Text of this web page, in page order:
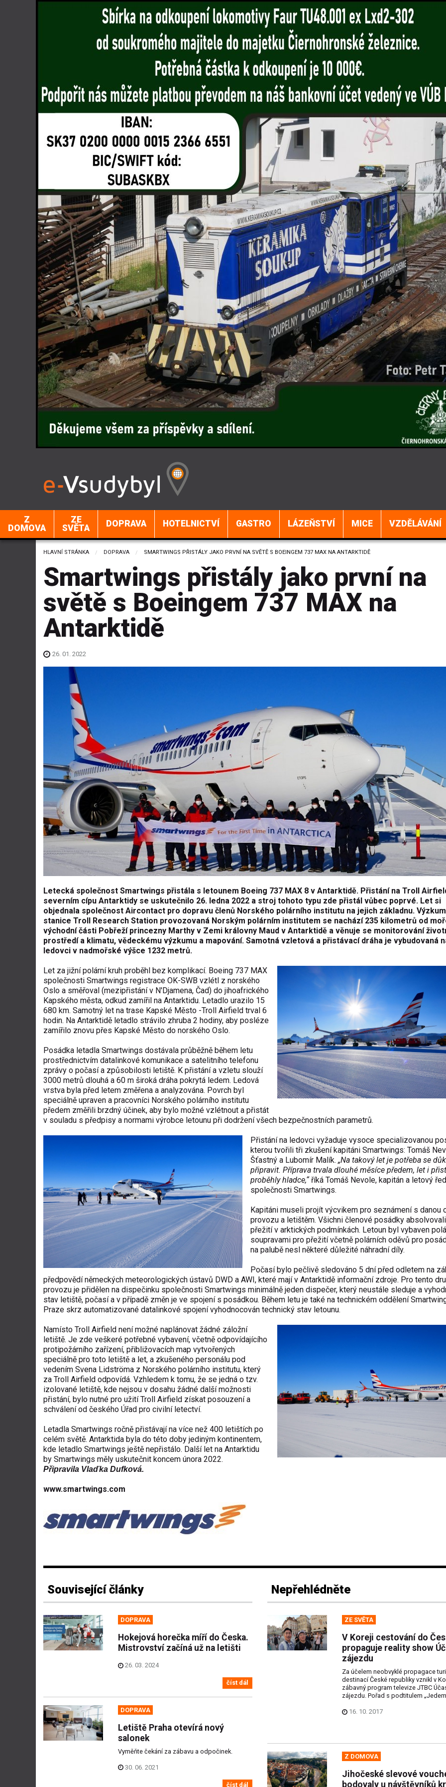
Z
DOMOVA
ZE
SVĚTA
DOPRAVA HOTELNICTVÍ GASTRO LÁZEŇSTVÍ MICE VZDĚLÁVÁNÍ
HLAVNÍ STRÁNKA DOPRAVA CURRENT:
SMARTWINGS PŘISTÁLY JAKO PRVNÍ NA SVĚTĚ S BOEINGEM 737 MAX NA ANTARKTIDĚ
Smartwings přistály jako první na
světě s Boeingem 737 MAX na
Antarktidě
26. 01. 2022
Letecká společnost Smartwings přistála s letounem Boeing 737 MAX 8 v Antarktidě. Přistání na Troll
severním cípu Antarktidy se uskutečnilo 26. ledna 2022 a stroj tohoto typu zde přistál vůbec poprvé. Let si
objednala společnost Aircontact pro dopravu členů Norského polárního institutu na jejich základnu.
stanice Troll Research Station provozovaná Norským polárním institutem se nachází 235 kilometrů od
východní části Pobřeží princezny Marthy v Zemi královny Maud v Antarktidě a věnuje se monitorování
prostředí a klimatu, vědeckému výzkumu a mapování. Samotná vzletová a přistávací dráha je vybudovaná
ledovci v nadmořské výšce 1232 metrů.
Let za jižní polární kruh proběhl bez komplikací. Boeing 737 MAX
společnosti Smartwings registrace OK-SWB vzlétl z norského
Oslo a směřoval (mezipřistání v N'Djamena, Čad) do jihoafrického
Kapského města, odkud zamířil na Antarktidu. Letadlo urazilo 15
680 km. Samotný let na trase Kapské Město -Troll Airfield trval 6
hodin. Na Antarktidě letadlo strávilo zhruba 2 hodiny, aby posléze
zamířilo znovu přes Kapské Město do norského Oslo.
Posádka letadla Smartwings dostávala průběžně během letu
prostřednictvím datalinkové komunikace a satelitního telefonu
zprávy o počasí a způsobilosti letiště. K přistání a vzletu slouží
3000 metrů dlouhá a 60 m široká dráha pokrytá ledem. Ledová
vrstva byla před letem změřena a analyzována. Povrch byl
speciálně upraven a pracovníci Norského polárního institutu
předem změřili brzdný účinek, aby bylo možné vzlétnout a přistát
v souladu s předpisy a normami výrobce letounu při dodržení všech bezpečnostních parametrů.
Přistání na ledovci vyžaduje vysoce specializovanou
kterou tvořili tři zkušení kapitáni Smartwings: Tomáš
Šťastný a Lubomír Malík. „Na takový let je potřeba se
připravit. Příprava trvala dlouhé měsíce předem, let i
proběhly hladce,“říká Tomáš Nevole, kapitán a letový
společnosti Smartwings.
Kapitáni museli projít výcvikem pro seznámení s danou
provozu a letištěm. Všichni členové posádky
přežití v arktických podmínkách. Letoun byl vybaven
soupravami pro přežití včetně polárních oděvů pro
na palubě nesl některé důležité náhradní díly.
Počasí bylo pečlivě sledováno 5 dní před odletem na
předpovědí německých meteorologických ústavů DWD a AWI, které mají v Antarktidě informační zdroje. Pro tento
provozu je přidělen na dispečinku společnosti Smartwings minimálně jeden dispečer, který neustále sleduje a
stav letiště, počasí a v případě změn je ve spojení s posádkou. Během letu je také na technickém oddělení
Praze skrz automatizované datalinkové spojení vyhodnocován technický stav letounu.
Namísto Troll Airfield není možné naplánovat žádné záložní
letiště. Je zde veškeré potřebné vybavení, včetně odpovídajícího
protipožárního zařízení, přibližovacích map vytvořených
speciálně pro toto letiště a let, a zkušeného personálu pod
vedením Svena Lidströma z Norského polárního institutu, který
za Troll Airfield odpovídá. Vzhledem k tomu, že se jedná o tzv.
izolované letiště, kde nejsou v dosahu žádné další možnosti
přistání, bylo nutné pro užití Troll Airfield získat posouzení a
schválení od českého Úřad pro civilní letectví.
Letadla Smartwings ročně přistávají na více než 400 letištích po
celém světě. Antarktida byla do této doby jediným kontinentem,
kde letadlo Smartwings ještě nepřistálo. Další let na Antarktidu
by Smartwings měly uskutečnit koncem února 2022.
Připravila Vlaďka Dufková.
www.smartwings.com
Související články
DOPRAVA
Hokejová horečka míří do Česka.
Mistrovství začíná už na letišti
26. 03. 2024
číst dál
DOPRAVA
Letiště Praha otevírá nový
salonek
Vyměňte čekání za zábavu a odpočinek.
30. 06. 2021
číst dál
Nepřehlédněte
ZE SVĚTA
V Koreji cestování do
propaguje reality show
zájezdu
Za účelem neobvyklé propagace
destinací České republiky vznikl v
zábavný program televize JTBC
zájezdu. Pořad s podtitulem
16. 10. 2017
Z DOMOVA
Jihočeské slevové
bodovaly u návštěvníků